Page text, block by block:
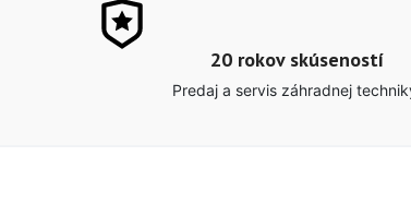
20 rokov skúseností
Predaj a servis záhradnej